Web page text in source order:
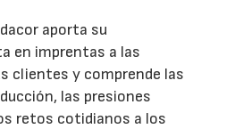
aporta su
en imprentas a las
clientes y comprende las
las presiones
retos cotidianos a los